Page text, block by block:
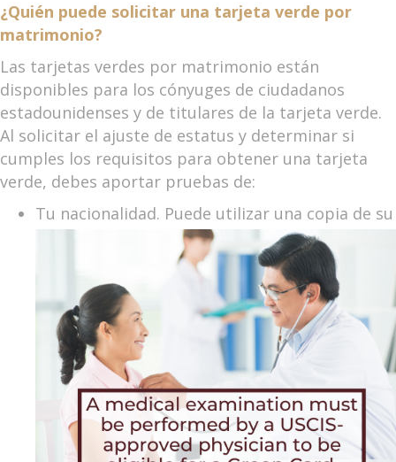
¿Quién puede solicitar una tarjeta verde por
matrimonio?
Las tarjetas verdes por matrimonio están
disponibles para los cónyuges de ciudadanos
estadounidenses y de titulares de la tarjeta verde.
Al solicitar el ajuste de estatus y determinar si
cumples los requisitos para obtener una tarjeta
verde, debes aportar pruebas de:
Tu nacionalidad. Puede utilizar una copia de su